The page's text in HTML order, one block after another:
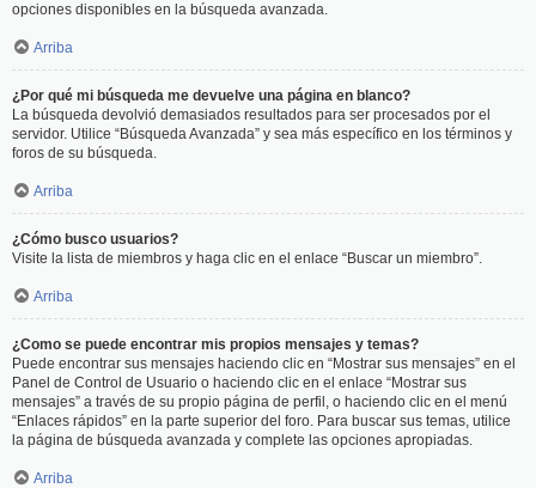
opciones disponibles en la búsqueda avanzada.
Arriba
¿Por qué mi búsqueda me devuelve una página en blanco?
La búsqueda devolvió demasiados resultados para ser procesados por el
servidor. Utilice “Búsqueda Avanzada” y sea más específico en los términos y
foros de su búsqueda.
Arriba
¿Cómo busco usuarios?
Visite la lista de miembros y haga clic en el enlace “Buscar un miembro”.
Arriba
¿Como se puede encontrar mis propios mensajes y temas?
Puede encontrar sus mensajes haciendo clic en “Mostrar sus mensajes” en el
Panel de Control de Usuario o haciendo clic en el enlace “Mostrar sus
mensajes” a través de su propio página de perfil, o haciendo clic en el menú
“Enlaces rápidos” en la parte superior del foro. Para buscar sus temas, utilice
la página de búsqueda avanzada y complete las opciones apropiadas.
Arriba